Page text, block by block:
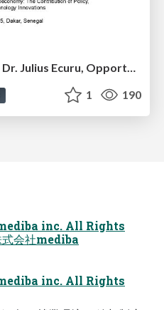
Bioeconomy Workshop: Dr. Julius Ecuru, Opportunities for a Bioeconomy in West Africa
1 190
inc. All Rights
会社mediba
inc. All Rights